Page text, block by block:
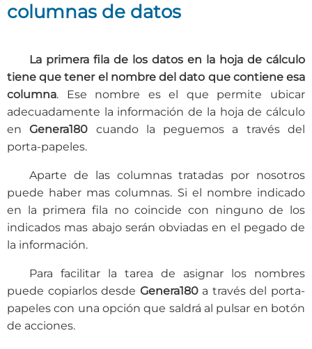
columnas de datos
La primera fila de los datos en la hoja de cálculo
tiene que tener el nombre del dato que contiene esa
columna. Ese nombre es el que permite ubicar
adecuadamente la información de la hoja de cálculo
enGenera180 cuando la peguemos a través del
porta-papeles.
Aparte de las columnas tratadas por nosotros
puede haber mas columnas. Si el nombre indicado
en la primera fila no coincide con ninguno de los
indicados mas abajo serán obviadas en el pegado de
la información.
Para facilitar la tarea de asignar los nombres
puede copiarlos desde Genera180a través del porta-
papeles con una opción que saldrá al pulsar en botón
de acciones.